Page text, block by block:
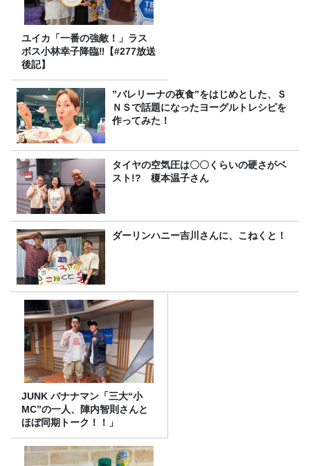
ユイカ「一番の強敵！」ラス
ボス小林幸子降臨‼【#277放送
後記】
”バレリーナの夜食”をはじめとした、Ｓ
ＮＳで話題になったヨーグルトレシピを
作ってみた！
タイヤの空気圧は〇〇くらいの硬さがベ
スト!? 榎本温子さん
ダーリンハニー吉川さんに、こねくと！
JUNK バナナマン「三大“小
MC”の一人、陣内智則さんと
ほぼ同期トーク！！」